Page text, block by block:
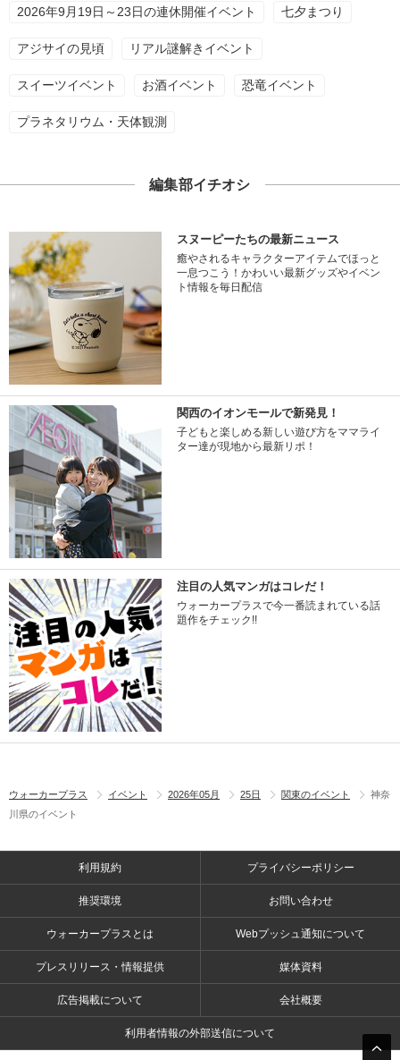
2026年9月19日～23日の連休開催イベント 七夕まつり
アジサイの見頃 リアル謎解きイベント
スイーツイベント お酒イベント 恐竜イベント
プラネタリウム・天体観測
編集部イチオシ
スヌーピーたちの最新ニュース
癒やされるキャラクターアイテムでほっと
一息つこう！かわいい最新グッズやイベン
ト情報を毎日配信
関西のイオンモールで新発見！
子どもと楽しめる新しい遊び方をママライ
ター達が現地から最新リポ！
注目の人気マンガはコレだ！
ウォーカープラスで今一番読まれている話
題作をチェック!!
ウォーカープラス イベント 2026年05月 25日 関東のイベント
神奈
川県のイベント
利用規約 プライバシーポリシー
推奨環境 お問い合わせ
ウォーカープラスとは Webプッシュ通知について
プレスリリース・情報提供 媒体資料
広告掲載について 会社概要
利用者情報の外部送信について